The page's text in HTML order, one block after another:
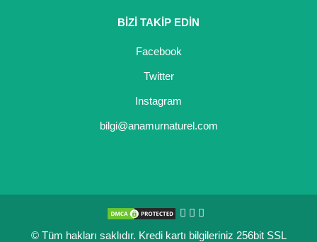
BİZİ TAKİP EDİN
Facebook
Twitter
Instagram
bilgi@anamurnaturel.com
© Tüm hakları saklıdır. Kredi kartı bilgileriniz 256bit SSL